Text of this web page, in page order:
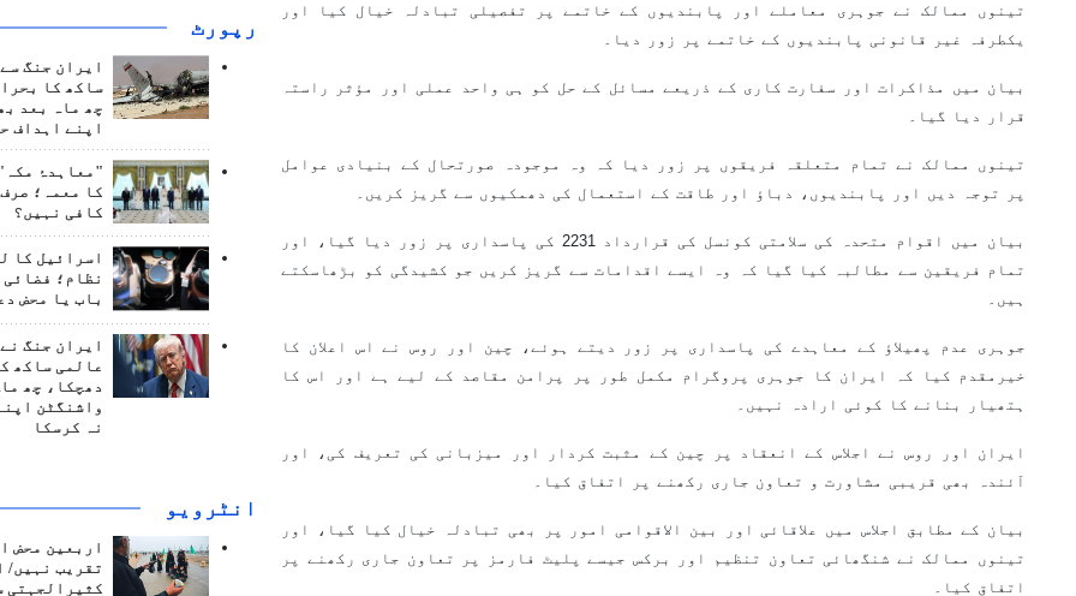
تینوں ممالک نے جوہری معاملے اور پابندیوں کے خاتمے پر تفصیلی تبادلہ خیال کیا اور
یکطرفہ غیر قانونی پابندیوں کے خاتمے پر زور دیا۔
بیان میں مذاکرات اور سفارت کاری کے ذریعے مسائل کے حل کو ہی واحد عملی اور مؤثر راستہ
قرار دیا گیا۔
تینوں ممالک نے تمام متعلقہ فریقوں پر زور دیا کہ وہ موجودہ صورتحال کے بنیادی عوامل
پر توجہ دیں اور پابندیوں، دباؤ اور طاقت کے استعمال کی دھمکیوں سے گریز کریں۔
بیان میں اقوام متحدہ کی سلامتی کونسل کی قرارداد 2231 کی پاسداری پر زور دیا گیا، اور
تمام فریقین سے مطالبہ کیا گیا کہ وہ ایسے اقدامات سے گریز کریں جو کشیدگی کو بڑھاسکتے
ہیں۔
جوہری عدم پھیلاؤ کے معاہدے کی پاسداری پر زور دیتے ہوئے، چین اور روس نے اس اعلان کا
خیرمقدم کیا کہ ایران کا جوہری پروگرام مکمل طور پر پرامن مقاصد کے لیے ہے اور اس کا
ہتھیار بنانے کا کوئی ارادہ نہیں۔
ایران اور روس نے اجلاس کے انعقاد پر چین کے مثبت کردار اور میزبانی کی تعریف کی، اور
آئندہ بھی قریبی مشاورت و تعاون جاری رکھنے پر اتفاق کیا۔
بیان کے مطابق اجلاس میں علاقائی اور بین الاقوامی امور پر بھی تبادلہ خیال کیا گیا، اور
تینوں ممالک نے شنگھائی تعاون تنظیم اور برکس جیسے پلیٹ فارمز پر تعاون جاری رکھنے پر
اتفاق کیا۔
رپورٹ
ایران جنگ
ساکھ کا
چھ ماہ بعد
اپنے اہداف
"معاہدۂ
کا معمہ؛
کافی نہیں؟
اسرائیل کا
نظام؛ فضائی
باب یا محض
ایران جنگ
عالمی ساکھ
دھچکا، چھ
واشنگٹن
نہ کرسکا
انٹرويو
اربعین محض
تقریب نہیں/
کثیرالجہتی